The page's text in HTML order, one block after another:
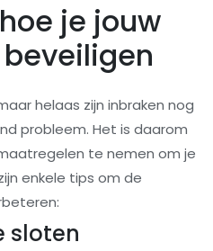
je jouw
helaas zijn inbraken nog
probleem. Het is daarom
te nemen om je
enkele tips om de
sloten